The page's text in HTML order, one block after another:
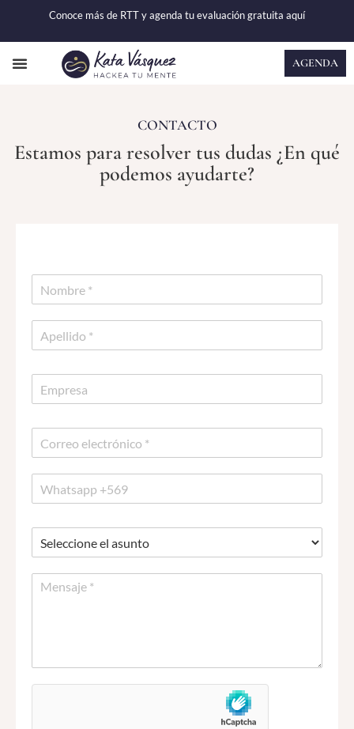
Conoce más de RTT y agenda tu evaluación gratuita aquí
AGENDA
CONTACTO
Estamos para resolver tus dudas ¿En qué
podemos ayudarte?